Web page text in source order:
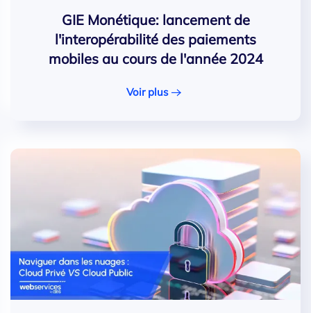
GIE Monétique: lancement de
l'interopérabilité des paiements
mobiles au cours de l'année 2024
Voir plus